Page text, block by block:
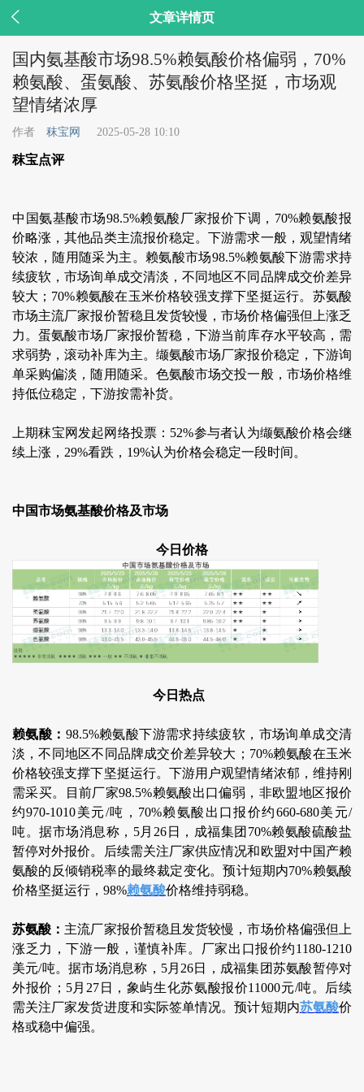
 文章详情页
国内氨基酸市场98.5%赖氨酸价格偏弱，70%
赖氨酸、蛋氨酸、苏氨酸价格坚挺，市场观
望情绪浓厚
作者 秣宝网 2025-05-28 10:10
秣宝点评
中国氨基酸市场98.5%赖氨酸厂家报价下调，70%赖氨酸报
价略涨，其他品类主流报价稳定。下游需求一般，观望情绪
较浓，随用随采为主。赖氨酸市场98.5%赖氨酸下游需求持
续疲软，市场询单成交清淡，不同地区不同品牌成交价差异
较大；70%赖氨酸在玉米价格较强支撑下坚挺运行。苏氨酸
市场主流厂家报价暂稳且发货较慢，市场价格偏强但上涨乏
力。蛋氨酸市场厂家报价暂稳，下游当前库存水平较高，需
求弱势，滚动补库为主。缬氨酸市场厂家报价稳定，下游询
单采购偏淡，随用随采。色氨酸市场交投一般，市场价格维
持低位稳定，下游按需补货。
上期秣宝网发起网络投票：52%参与者认为缬氨酸价格会继
续上涨，29%看跌，19%认为价格会稳定一段时间。
中国市场氨基酸价格及市场
今日价格
今日热点
赖氨酸： 98.5%赖氨酸下游需求持续疲软，市场询单成交清
淡，不同地区不同品牌成交价差异较大；70%赖氨酸在玉米
价格较强支撑下坚挺运行。下游用户观望情绪浓郁，维持刚
需采买。目前厂家98.5%赖氨酸出口偏弱，非欧盟地区报价
约970-1010美元/吨，70%赖氨酸出口报价约660-680美元/
吨。据市场消息称，5月26日，成福集团70%赖氨酸硫酸盐
暂停对外报价。后续需关注厂家供应情况和欧盟对中国产赖
氨酸的反倾销税率的最终裁定变化。预计短期内70%赖氨酸
价格坚挺运行，98%赖氨酸价格维持弱稳。
苏氨酸： 主流厂家报价暂稳且发货较慢，市场价格偏强但上
涨乏力，下游一般，谨慎补库。厂家出口报价约1180-1210
美元/吨。据市场消息称，5月26日，成福集团苏氨酸暂停对
外报价；5月27日，象屿生化苏氨酸报价11000元/吨。后续
需关注厂家发货进度和实际签单情况。预计短期内苏氨酸价
格或稳中偏强。